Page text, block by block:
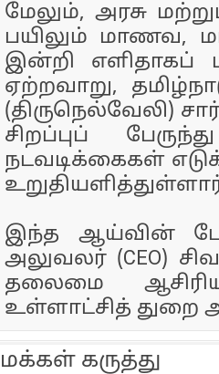
மேலும், அரசு
பயிலும் மாணவ,
இன்றி எளிதாகப்
ஏற்றவாறு,
(திருநெல்வேலி)
சிறப்புப்
நடவடிக்கைகள்
இந்த ஆய்வின்
அலுவலர் (CEO)
தலைமை
உள்ளாட்சித் துறை
மக்கள் கருத்து